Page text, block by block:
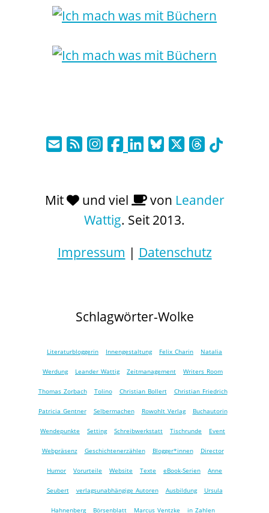
Mit und viel von Leander
Wattig. Seit 2013.
Impressum | Datenschutz
Schlagwörter-Wolke
Literaturbloggerin Innengestaltung Felix Charin Natalia
Werdung Leander Wattig Zeitmanagement Writers Room
Thomas Zorbach Tolino Christian Bollert Christian Friedrich
Patricia Gentner Selbermachen Rowohlt Verlag Buchautorin
Wendepunkte Setting Schreibwerkstatt Tischrunde Event
Webpräsenz Geschichtenerzählen Blogger*innen Director
Humor Vorurteile Website Texte eBook-Serien Anne
Seubert verlagsunabhängige Autoren Ausbildung Ursula
Hahnenberg Börsenblatt Marcus Ventzke in Zahlen